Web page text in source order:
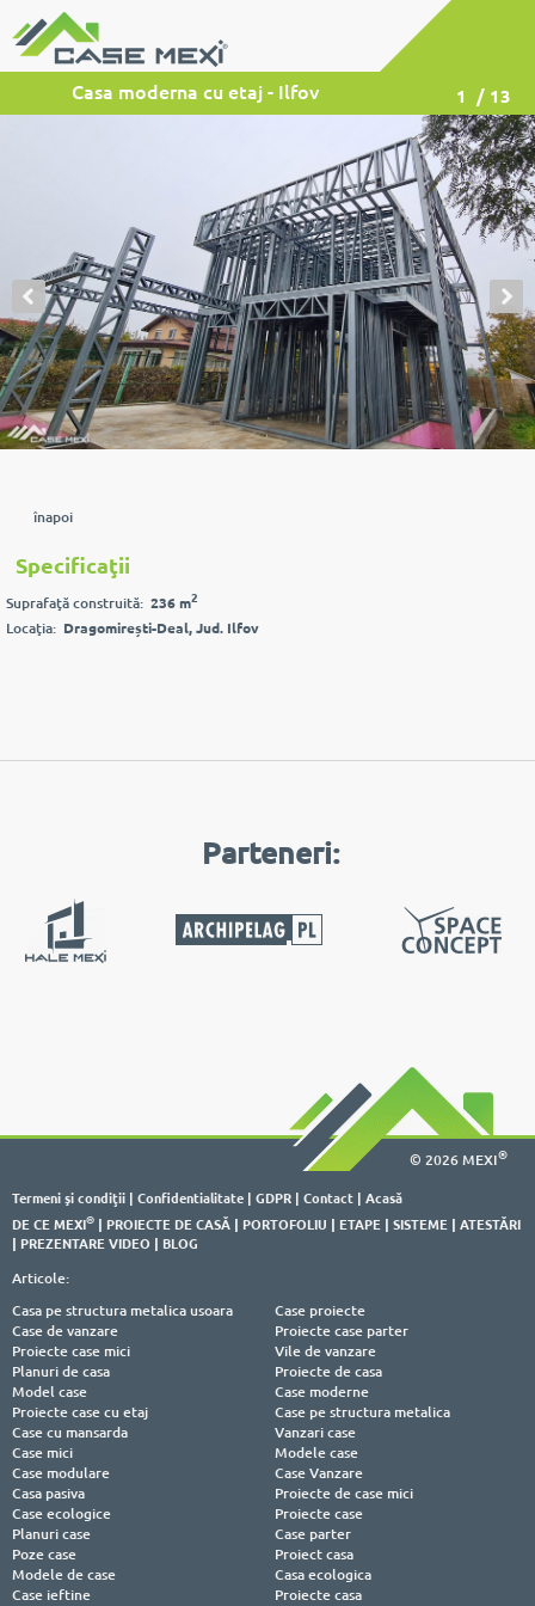
Casa moderna cu etaj - Ilfov 1 / 13
înapoi
Specificaţii
Suprafaţă construită: 236 m2
Locaţia: Dragomirești-Deal, Jud. Ilfov
Parteneri:
© 2026 MEXI®
Termeni şi condiţii | Confidentialitate | GDPR | Contact | Acasă
DE CE MEXI® | PROIECTE DE CASĂ | PORTOFOLIU | ETAPE | SISTEME | ATESTĂRI
| PREZENTARE VIDEO | BLOG
Articole:
Casa pe structura metalica usoara
Case de vanzare
Proiecte case mici
Planuri de casa
Model case
Proiecte case cu etaj
Case cu mansarda
Case mici
Case modulare
Casa pasiva
Case proiecte
Proiecte case parter
Vile de vanzare
Proiecte de casa
Case moderne
Case pe structura metalica
Vanzari case
Modele case
Case Vanzare
Proiecte de case mici
Case ecologice
Planuri case
Poze case
Modele de case
Case ieftine
Proiecte case
Case parter
Proiect casa
Casa ecologica
Proiecte casa